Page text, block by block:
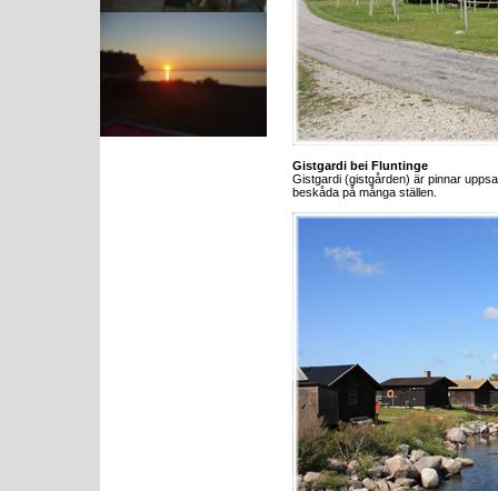
Gistgardi bei Fluntinge
Gistgardi (gistgården) är pinnar
beskåda på många ställen.